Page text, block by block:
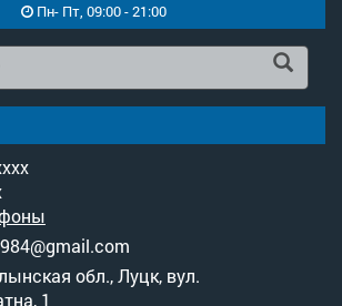
Пн- Пт, 09:00 - 21:00
984@gmail.com
обл., Луцк, вул.
1